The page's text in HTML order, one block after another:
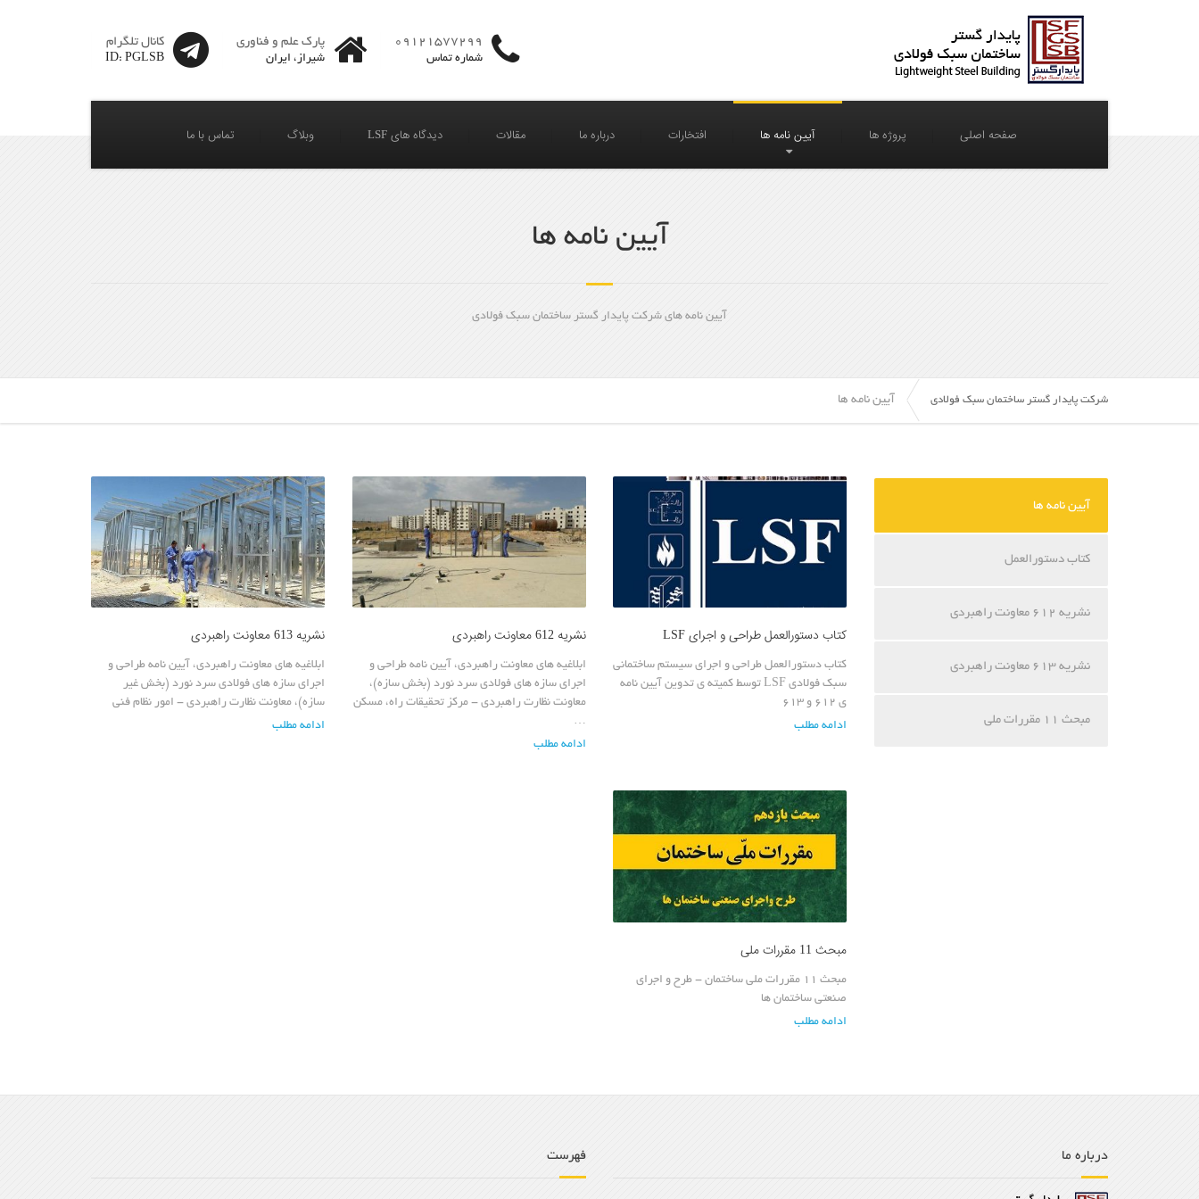
09121577299
شماره تماس
پارک علم و فناوری
شیراز، ایران
کانال تلگرام
ID: PGLSB
صفحه اصلی پروژه ها آیین نامه ها افتخارات درباره ما مقالات دیدگاه های LSF وبلاگ تماس با ما
آیین نامه ها
آیین نامه های شرکت پایدار گستر ساختمان سبک فولادی
شرکت پایدار گستر ساختمان سبک فولادی آیین نامه ها
نشریه 613 معاونت راهبردی
ابلاغیه های معاونت راهبردی، آيين نامه طراحی و
اجرای سازه های فولادی سرد نورد (بخش غير
سازه)، معاونت نظارت راهبردی - امور نظام فنی
ادامه مطلب
نشریه 612 معاونت راهبردی
ابلاغیه های معاونت راهبردی، آيين نامه طراحی و
اجراي سازه های فولادی سرد نورد (بخش سازه)،
معاونت نظارت راهبردی - مركز تحقيقات راه، مسكن
…
ادامه مطلب
کتاب دستورالعمل طراحی و اجرای LSF
کتاب دستورالعمل طراحی و اجرای سیستم ساختمانی
سبک فولادی LSF توسط کمیته ی تدوین آیین نامه
ی 612 و 613
ادامه مطلب
مبحث 11 مقررات ملی
مبحث 11 مقررات ملی ساختمان - طرح و اجرای
صنعتی ساختمان ها
ادامه مطلب
آیین نامه ها
کتاب دستورالعمل
نشریه 612 معاونت راهبردی
نشریه 613 معاونت راهبردی
مبحث 11 مقررات ملی
درباره ما فهرست